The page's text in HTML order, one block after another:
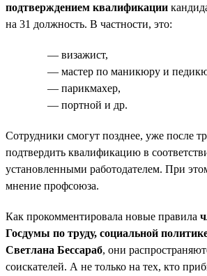
подтверждением квалификации
на 31 должность. В частности, это:
— визажист,
— мастер по маникюру и
— парикмахер,
— портной и др.
Сотрудники смогут позднее, уже после
подтвердить квалификацию в
установленными работодателем. При
мнение профсоюза.
Как прокомментировала новые правила
Госдумы по труду, социальной
Светлана Бессараб, они
соискателей. А не только на тех, кто